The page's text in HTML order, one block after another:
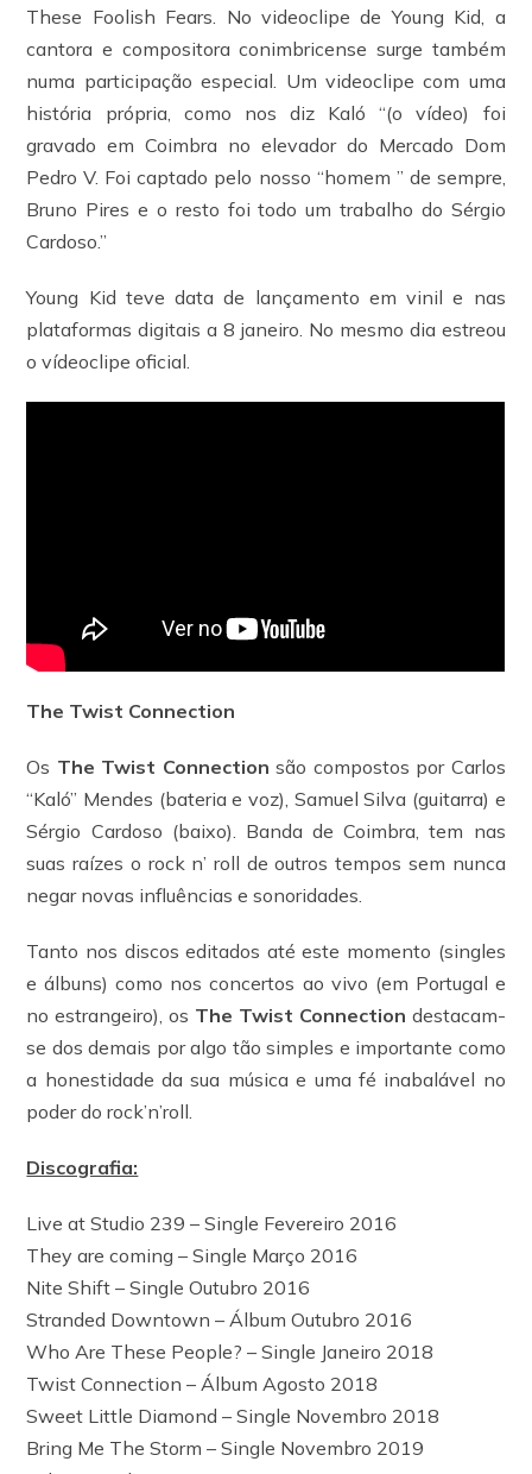
These Foolish Fears. No videoclipe de Young Kid, a
cantora e compositora conimbricense surge também
numa participação especial. Um videoclipe com uma
história própria, como nos diz Kaló “(o vídeo) foi
gravado em Coimbra no elevador do Mercado Dom
Pedro V. Foi captado pelo nosso “homem ” de sempre,
Bruno Pires e o resto foi todo um trabalho do Sérgio
Cardoso.”
Young Kid teve data de lançamento em vinil e nas
plataformas digitais a 8 janeiro. No mesmo dia estreou
o vídeoclipe oficial.
The Twist Connection
Os The Twist Connectionsão compostos por Carlos
“Kaló” Mendes (bateria e voz), Samuel Silva (guitarra) e
Sérgio Cardoso (baixo). Banda de Coimbra, tem nas
suas raízes o rock n’ roll de outros tempos sem nunca
negar novas influências e sonoridades.
Tanto nos discos editados até este momento (singles
e álbuns) como nos concertos ao vivo (em Portugal e
no estrangeiro), os The Twist Connection destacam-
se dos demais por algo tão simples e importante como
a honestidade da sua música e uma fé inabalável no
poder do rock’n’roll.
Discografia:
Live at Studio 239 – Single Fevereiro 2016
They are coming – Single Março 2016
Nite Shift – Single Outubro 2016
Stranded Downtown – Álbum Outubro 2016
Who Are These People? – Single Janeiro 2018
Twist Connection – Álbum Agosto 2018
Sweet Little Diamond – Single Novembro 2018
Bring Me The Storm – Single Novembro 2019